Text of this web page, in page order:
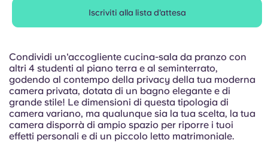
Italian
French
Portuguese
Iscriviti alla lista d'attesa
Condividi un'accogliente cucina-sala da pranzo con
altri 4 studenti al piano terra e al seminterrato,
godendo al contempo della privacy della tua moderna
camera privata, dotata di un bagno elegante e di
grande stile! Le dimensioni di questa tipologia di
camera variano, ma qualunque sia la tua scelta, la tua
camera disporrà di ampio spazio per riporre i tuoi
effetti personali e di un piccolo letto matrimoniale.